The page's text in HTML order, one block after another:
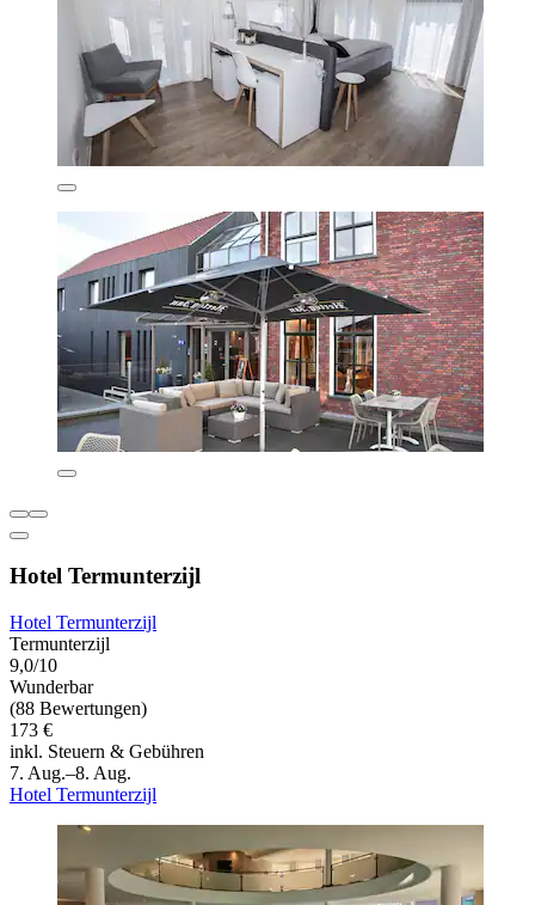
Hotel Termunterzijl
Hotel Termunterzijl
Termunterzijl
9,0/10
Wunderbar
(88 Bewertungen)
173 €
inkl. Steuern & Gebühren
7. Aug.–8. Aug.
Hotel Termunterzijl